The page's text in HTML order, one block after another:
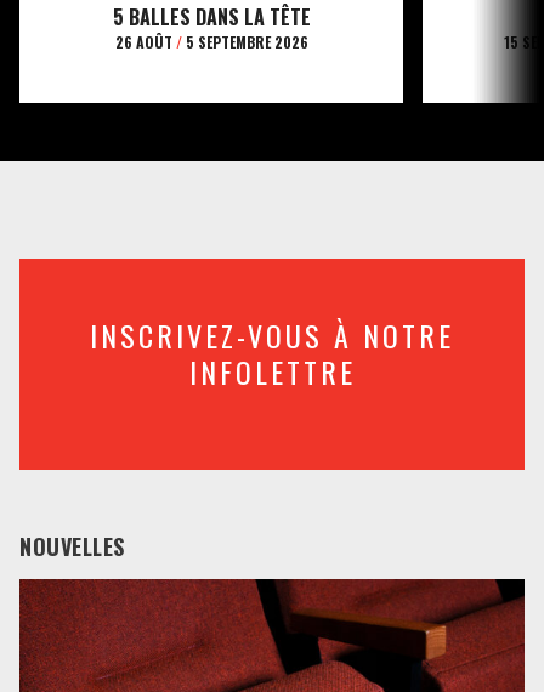
5 BALLES DANS LA TÊTE
26 AOÛT /5 SEPTEMBRE 2026 15
INSCRIVEZ-VOUS À NOTRE
INFOLETTRE
NOUVELLES